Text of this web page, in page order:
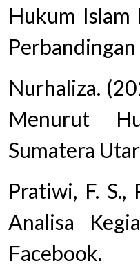
Hukum Islam
Nurhaliza.
Menurut
Sumatera
Pratiwi, F. S.,
Analisa